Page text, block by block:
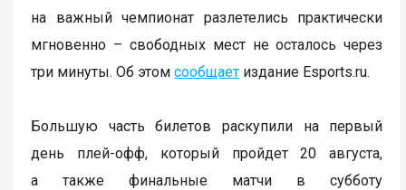
на важный чемпионат разлетелись практически
мгновенно – свободных мест не осталось через
три минуты. Об этомсообщает издание Esports.ru.
Большую часть билетов раскупили на первый
день плей-офф, который пройдет 20 августа,
а также финальные матчи в субботу